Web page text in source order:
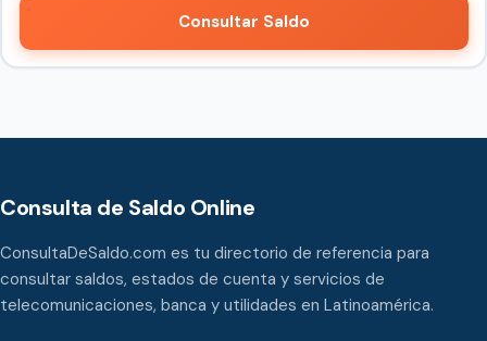
Consultar Saldo
Consulta de Saldo Online
ConsultaDeSaldo.com es tu directorio de referencia para
consultar saldos, estados de cuenta y servicios de
telecomunicaciones, banca y utilidades en Latinoamérica.